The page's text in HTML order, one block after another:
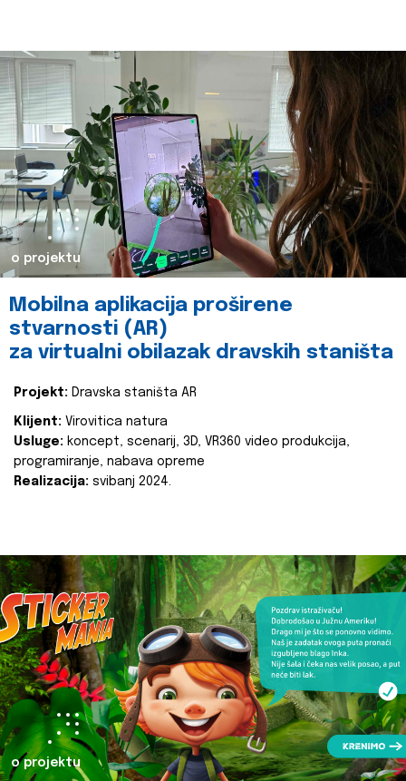
o projektu
Mobilna aplikacija proširene
stvarnosti (AR)
za virtualni obilazak dravskih staništa
Projekt: Dravska staništa AR
Klijent: Virovitica natura
Usluge: koncept, scenarij, 3D, VR360 video produkcija,
programiranje, nabava opreme
Realizacija: svibanj 2024.
o projektu